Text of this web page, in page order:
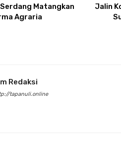
Matangkan
Agraria
Jalin
Redaksi
tapanuli.online